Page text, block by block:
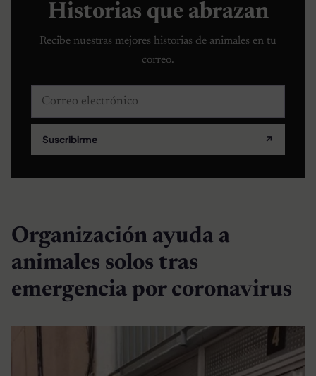
Historias que abrazan
Recibe nuestras mejores historias de animales en tu
correo.
Correo electrónico
Suscribirme ↗
Organización ayuda a
animales solos tras
emergencia por coronavirus